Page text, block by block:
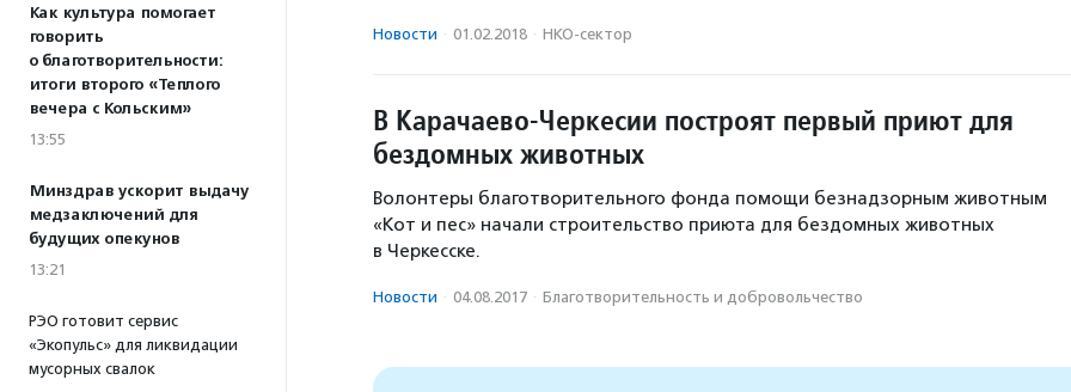
Как культура помогает
говорить
о благотворительности:
итоги второго «Теплого
вечера с Кольским»
13:55
Минздрав ускорит выдачу
медзаключений для
будущих опекунов
13:21
РЭО готовит сервис
«Экопульс» для ликвидации
мусорных свалок
Новости · 01.02.2018 · НКО-сектор
В Карачаево-Черкесии построят первый приют для
бездомных животных
Волонтеры благотворительного фонда помощи безнадзорным животным
«Кот и пес» начали строительство приюта для бездомных животных
в Черкесске.
Новости · 04.08.2017 · Благотвори­тель­ность и доброволь­чест­во